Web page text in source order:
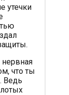
утечки
нервная
что ты
Ведь